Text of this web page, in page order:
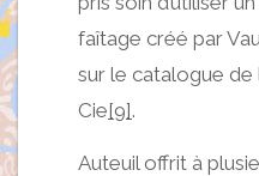
faîtage créé par
sur le catalogue
Cie[9].
Auteuil offrit à